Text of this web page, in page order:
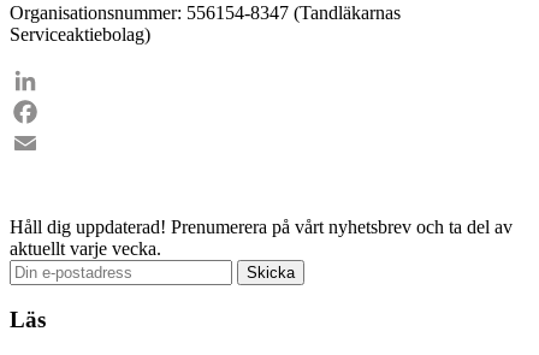
Organisationsnummer: 556154-8347 (Tandläkarnas
Serviceaktiebolag)
LinkedIn
Facebook
Håll dig uppdaterad! Prenumerera på vårt nyhetsbrev och ta del av
aktuellt varje vecka.
Läs